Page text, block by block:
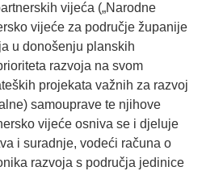
vijeća („Narodne
vijeće za područje županije
u donošenju planskih
razvoja na svom
projekata važnih za razvoj
samouprave te njihove
vijeće osniva se i djeluje
i suradnje, vodeći računa o
razvoja s područja jedinice